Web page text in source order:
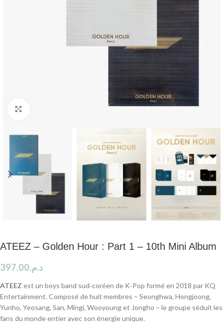
ATEEZ – Golden Hour : Part 1 – 10th Mini Album
د.م.397.00
ATEEZ est un boys band sud‑coréen de K‑Pop formé en 2018 par KQ
Entertainment. Composé de huit membres – Seonghwa, Hongjoong,
Yunho, Yeosang, San, Mingi, Wooyoung et Jongho – le groupe séduit les
fans du monde entier avec son énergie unique.